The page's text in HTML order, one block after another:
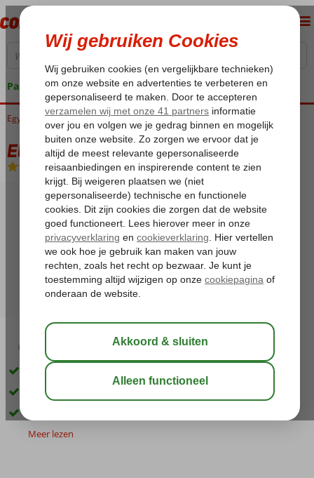
Pakketgarantie
Home
Egypte Rode Zee Marsa Alam Elphistone Resort
Elphistone Resort
All Inclusive- Hotel
05:00 aug 34°C
Luxe 4-sterrenresort
Direct aan het privé zandstrand met huisrif
Meer lezen